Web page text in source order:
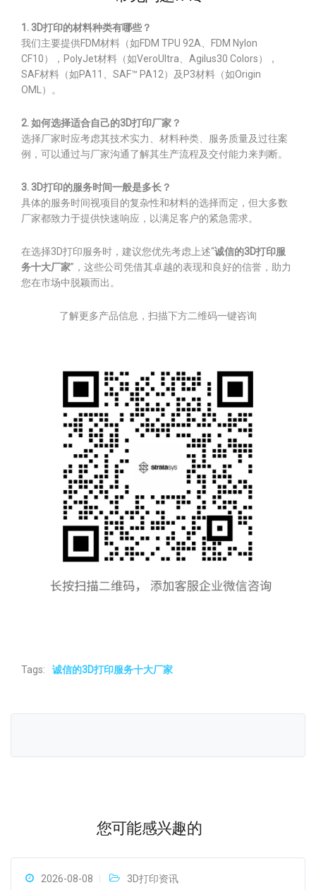
1. 3D打印的材料种类有哪些？
我们主要提供FDM材料（如FDM TPU 92A、FDM Nylon
CF10），PolyJet材料（如VeroUltra、Agilus30 Colors），
SAF材料（如PA11、SAF™ PA12）及P3材料（如Origin
OML）。
2. 如何选择适合自己的3D打印厂家？
选择厂家时应考虑其技术实力、材料种类、服务质量及过往案
例，可以通过与厂家沟通了解其生产流程及交付能力来判断。
3. 3D打印的服务时间一般是多长？
具体的服务时间视项目的复杂性和材料的选择而定，但大多数
厂家都致力于提供快速响应，以满足客户的紧急需求。
在选择3D打印服务时，建议您优先考虑上述“诚信的3D打印服
务十大厂家”，这些公司凭借其卓越的表现和良好的信誉，助力
您在市场中脱颖而出。
了解更多产品信息，扫描下方二维码一键咨询
Tags: 诚信的3D打印服务十大厂家
您可能感兴趣的
2026-08-08 3D打印资讯